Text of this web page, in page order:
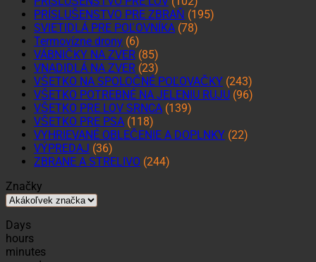
PRÍSLUŠENSTVO PRE ZBRAŇ (195)
SVIETIDLÁ PRE POĽOVNÍKA (78)
Termovízne drony (6)
VÁBNIČKY NA ZVER (85)
VNADIDLÁ NA ZVER (23)
VŠETKO NA SPOLOČNÉ POĽOVAČKY (243)
VŠETKO POTREBNÉ NA JELENIU RUJU (96)
VŠETKO PRE LOV SRNCA (139)
VŠETKO PRE PSA (118)
VYHRIEVANÉ OBLEČENIE A DOPLNKY (22)
VÝPREDAJ (36)
ZBRANE A STRELIVO (244)
Značky
Days
hours
minutes